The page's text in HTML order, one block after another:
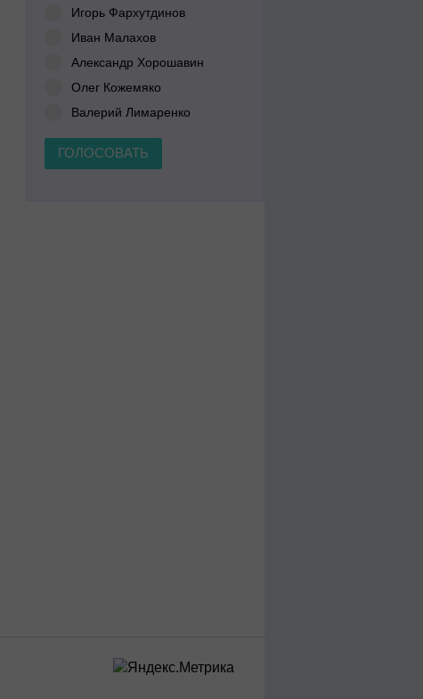
Игорь Фархутдинов
Иван Малахов
Александр Хорошавин
Олег Кожемяко
Валерий Лимаренко
ГОЛОСОВАТЬ